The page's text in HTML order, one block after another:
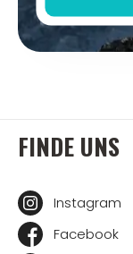
FINDE UNS
Instagram
Facebook